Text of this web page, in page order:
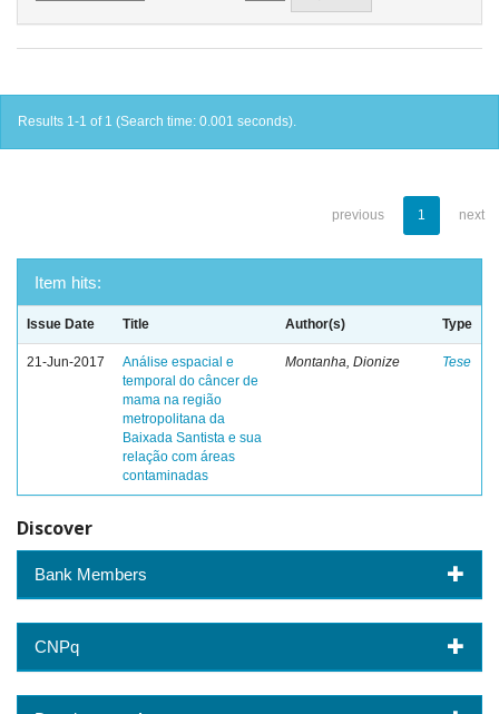
Results 1-1 of 1 (Search time: 0.001 seconds).
previous 1 next
Item hits:
Issue Date Title Author(s) Type
21-Jun-2017
Análise espacial e
temporal do câncer de
mama na região
metropolitana da
Baixada Santista e sua
relação com áreas
contaminadas
Montanha, Dionize Tese
Discover
Bank Members
CNPq